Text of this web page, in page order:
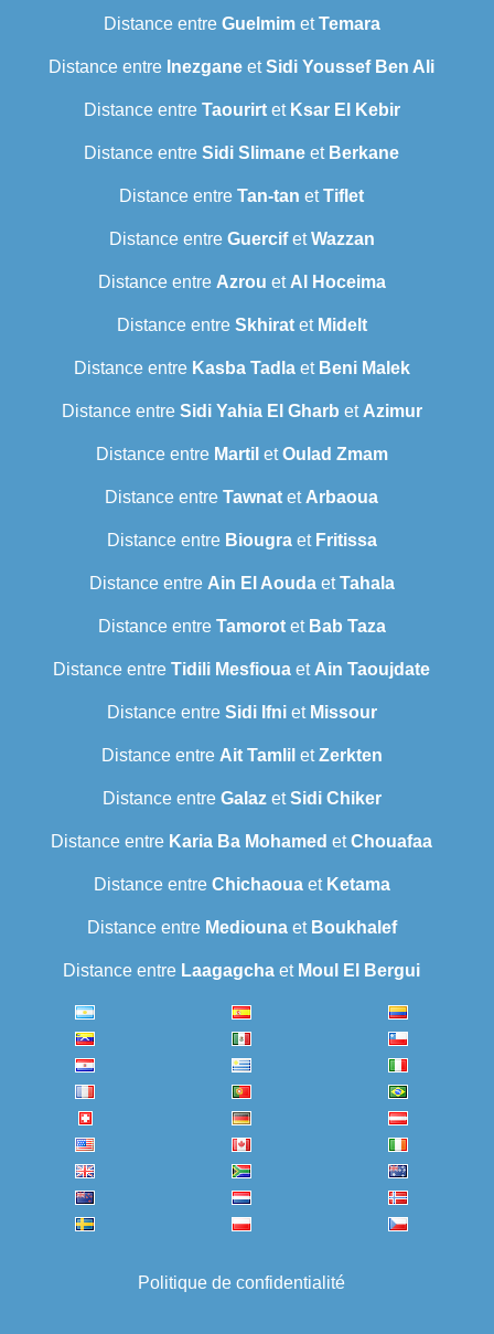
Distance entre GuelmimetTemara
Distance entre Inezgane etSidi Youssef Ben Ali
Distance entre Taourirtet Ksar El Kebir
Distance entre Sidi Slimane et Berkane
Distance entre Tan-tan etTiflet
Distance entre GuercifetWazzan
Distance entre Azrou et Al Hoceima
Distance entre Skhiratet Midelt
Distance entre Kasba Tadlaet Beni Malek
Distance entre Sidi Yahia El Gharb et Azimur
Distance entre Martil etOulad Zmam
Distance entre Tawnat et Arbaoua
Distance entre Biougraet Fritissa
Distance entre Ain El AoudaetTahala
Distance entre Tamorotet Bab Taza
Distance entre Tidili Mesfioua et Ain Taoujdate
Distance entre Sidi Ifniet Missour
Distance entre Ait Tamlil etZerkten
Distance entre GalazetSidi Chiker
Distance entre Karia Ba Mohamed etChouafaa
Distance entre Chichaouaet Ketama
Distance entre Mediounaet Boukhalef
Distance entre Laagagcha et Moul El Bergui
Politique de confidentialité